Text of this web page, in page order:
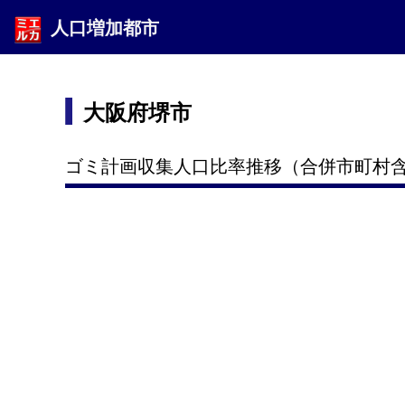
人口増加都市
大阪府堺市
ゴミ計画収集人口比率推移（合併市町村